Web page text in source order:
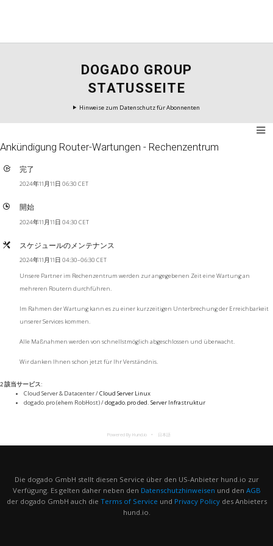
DOGADO GROUP
STATUSSEITE
Hinweise zum Datenschutz für Abonnenten
Ankündigung Router-Wartungen - Rechenzentrum
完了
2024年11月11日 06:30 CET
開始
2024年11月11日 04:30 CET
スケジュールのメンテナンス
2024年11月11日 04:30–06:30 CET
Unsere Partner im Rechenzentrum werden zur angegebenen Zeit eine Wartung an
mehreren Routern durchführen.
Im Rahmen der Wartung kann es zu einer kurzzeitigen Unterbrechung der Erreichbarkeit
unserer Services kommen.
Alle Maßnahmen werden von schnellstmöglich abgeschlossen und überwacht.
Wir danken Ihnen schon jetzt für Ihr Verständnis.
2 該当サービス:
Cloud Server & Datacenter /Cloud Server Linux
dogado.pro (ehem RobHost) /dogado.pro ded. Server Infrastruktur
Powered By Hund.io 日本語
Die dogado GmbH stellt diesen Service über den US-Anbieter hund.io zur
Verfügung. Es gelten daher neben den Datenschutzhinweisen und den AGB
der dogado GmbH auch die Terms of Service und Privacy Policydes Anbieters
hund.io.